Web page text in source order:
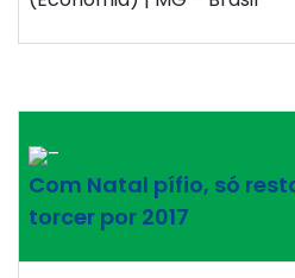
–
Com Natal pífio, só
torcer por 2017